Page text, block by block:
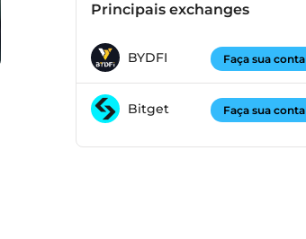
Principais exchanges
BYDFI Faça sua conta
Bitget Faça sua conta